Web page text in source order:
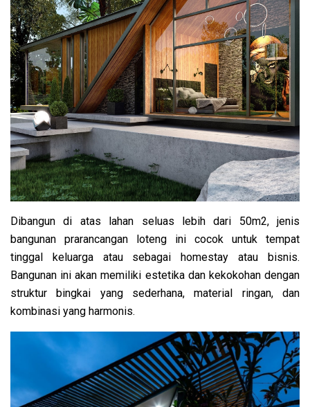
Dibangun di atas lahan seluas lebih dari 50m2, jenis
bangunan prarancangan loteng ini cocok untuk tempat
tinggal keluarga atau sebagai homestay atau bisnis.
Bangunan ini akan memiliki estetika dan kekokohan dengan
struktur bingkai yang sederhana, material ringan, dan
kombinasi yang harmonis.